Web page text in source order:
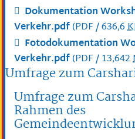
Dokumentation
Verkehr.pdf(PDF / 636,6
Fotodokumentation
Verkehr.pdf(PDF / 13,642
Umfrage zum
Umfrage zum
Rahmen des